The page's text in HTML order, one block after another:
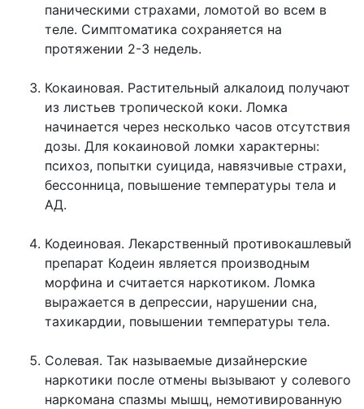
паническими страхами, ломотой во всем в
теле. Симптоматика сохраняется на
протяжении 2-3 недель.
Кокаиновая. Растительный алкалоид получают
из листьев тропической коки. Ломка
начинается через несколько часов отсутствия
дозы. Для кокаиновой ломки характерны:
психоз, попытки суицида, навязчивые страхи,
бессонница, повышение температуры тела и
АД.
Кодеиновая. Лекарственный противокашлевый
препарат Кодеин является производным
морфина и считается наркотиком. Ломка
выражается в депрессии, нарушении сна,
тахикардии, повышении температуры тела.
Солевая. Так называемые дизайнерские
наркотики после отмены вызывают у солевого
наркомана спазмы мышц, немотивированную